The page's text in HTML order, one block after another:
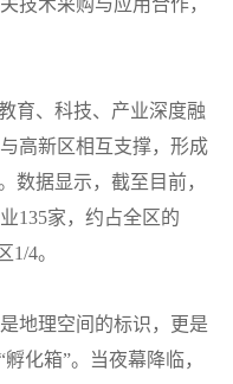
技术采购与应用合作，
育、科技、产业深度融
高新区相互支撑，形成
数据显示，截至目前，
135家，约占全区的
1/4。
地理空间的标识，更是
化箱”。当夜幕降临，